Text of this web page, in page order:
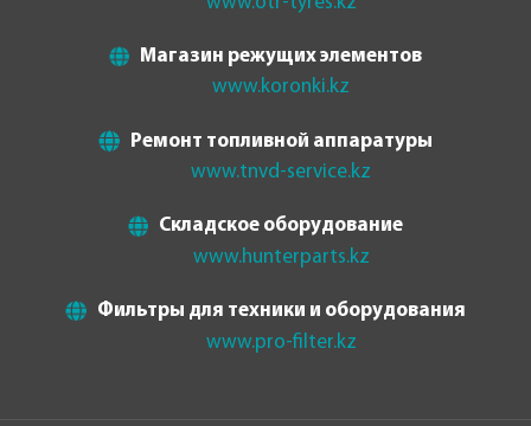
Магазин режущих элементов
www.koronki.kz
Ремонт топливной аппаратуры
www.tnvd-service.kz
Складское оборудование
www.hunterparts.kz
Фильтры для техники и оборудования
www.pro-filter.kz